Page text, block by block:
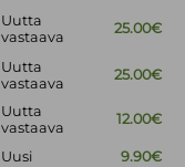
Uutta
vastaava
25.00€
Uutta
vastaava
25.00€
Uutta
vastaava
12.00€
Uusi 9.90€